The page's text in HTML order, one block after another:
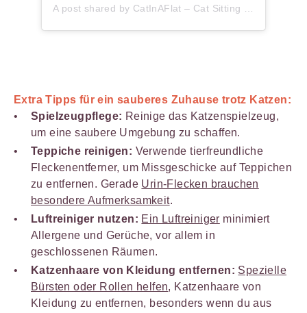
A post shared by CatInAFlat – Cat Sitting (@catinaflat)
Extra Tipps für ein sauberes Zuhause trotz Katzen:
Spielzeugpflege: Reinige das Katzenspielzeug,
um eine saubere Umgebung zu schaffen.
Teppiche reinigen: Verwende tierfreundliche
Fleckenentferner, um Missgeschicke auf Teppichen
zu entfernen. Gerade Urin-Flecken brauchen
besondere Aufmerksamkeit.
Luftreiniger nutzen: Ein Luftreiniger minimiert
Allergene und Gerüche, vor allem in
geschlossenen Räumen.
Katzenhaare von Kleidung entfernen: Spezielle
Bürsten oder Rollen helfen, Katzenhaare von
Kleidung zu entfernen, besonders wenn du aus